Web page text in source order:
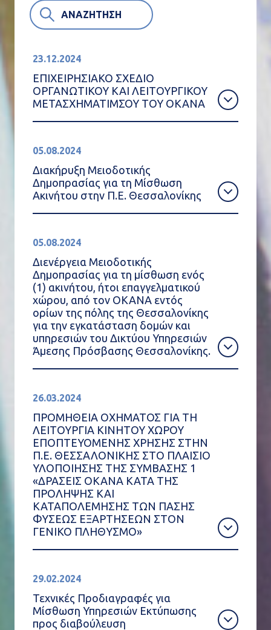
ΑΝΑΖΗΤΗΣΗ
23.12.2024
ΕΠΙΧΕΙΡΗΣΙΑΚΟ ΣΧΕΔΙΟ
ΟΡΓΑΝΩΤΙΚΟΥ ΚΑΙ ΛΕΙΤΟΥΡΓΙΚΟΥ
ΜΕΤΑΣΧΗΜΑΤΙΜΣΟΥ ΤΟΥ ΟΚΑΝΑ
05.08.2024
Διακήρυξη Μειοδοτικής
Δημοπρασίας για τη Μίσθωση
Ακινήτου στην Π.Ε. Θεσσαλονίκης
05.08.2024
Διενέργεια Μειοδοτικής
Δημοπρασίας για τη μίσθωση ενός
(1) ακινήτου, ήτοι επαγγελματικού
χώρου, από τον ΟΚΑΝΑ εντός
ορίων της πόλης της Θεσσαλονίκης
για την εγκατάσταση δομών και
υπηρεσιών του Δικτύου Υπηρεσιών
Άμεσης Πρόσβασης Θεσσαλονίκης.
26.03.2024
ΠΡΟΜΗΘΕΙΑ ΟΧΗΜΑΤΟΣ ΓΙΑ ΤΗ
ΛΕΙΤΟΥΡΓΙΑ ΚΙΝΗΤΟΥ ΧΩΡΟΥ
ΕΠΟΠΤΕΥΟΜΕΝΗΣ ΧΡΗΣΗΣ ΣΤΗΝ
Π.Ε. ΘΕΣΣΑΛΟΝΙΚΗΣ ΣΤΟ ΠΛΑΙΣΙΟ
ΥΛΟΠΟΙΗΣΗΣ ΤΗΣ ΣΥΜΒΑΣΗΣ 1
«ΔΡΑΣΕΙΣ ΟΚΑΝΑ ΚΑΤΑ ΤΗΣ
ΠΡΟΛΗΨΗΣ ΚΑΙ
ΚΑΤΑΠΟΛΕΜΗΣΗΣ ΤΩΝ ΠΑΣΗΣ
ΦΥΣΕΩΣ ΕΞΑΡΤΗΣΕΩΝ ΣΤΟΝ
ΓΕΝΙΚΟ ΠΛΗΘΥΣΜΟ»
29.02.2024
Τεχνικές Προδιαγραφές για
Μίσθωση Υπηρεσιών Εκτύπωσης
προς διαβούλευση